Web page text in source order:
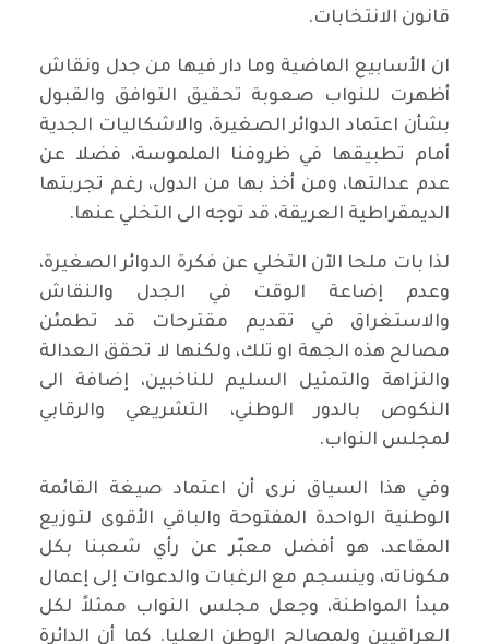
قانون الانتخابات.
ان الأسابيع الماضية وما دار فيها من جدل ونقاش
أظهرت للنواب صعوبة تحقيق التوافق والقبول
بشأن اعتماد الدوائر الصغيرة، والاشكاليات الجدية
أمام تطبيقها في ظروفنا الملموسة، فضلا عن
عدم عدالتها، ومن أخذ بها من الدول، رغم تجربتها
الديمقراطية العريقة، قد توجه الى التخلي عنها.
لذا بات ملحا الآن التخلي عن فكرة الدوائر الصغيرة،
وعدم إضاعة الوقت في الجدل والنقاش
والاستغراق في تقديم مقترحات قد تطمئن
مصالح هذه الجهة او تلك، ولكنها لا تحقق العدالة
والنزاهة والتمثيل السليم للناخبين، إضافة الى
النكوص بالدور الوطني، التشريعي والرقابي
لمجلس النواب.
وفي هذا السياق نرى أن اعتماد صيغة القائمة
الوطنية الواحدة المفتوحة والباقي الأقوى لتوزيع
المقاعد، هو أفضل معبّر عن رأي شعبنا بكل
مكوناته، وينسجم مع الرغبات والدعوات إلى إعمال
مبدأ المواطنة، وجعل مجلس النواب ممثلاً لكل
العراقيين ولمصالح الوطن العليا. كما أن الدائرة